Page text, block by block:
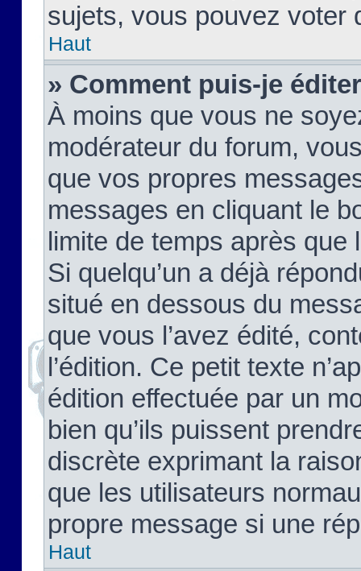
sujets, vous pouvez voter
Haut
» Comment puis-je
À moins que vous ne
modérateur du forum,
que vos propres
messages en cliquant le
limite de temps après que
Si quelqu’un a déjà
situé en dessous du
que vous l’avez édité,
l’édition. Ce petit texte
édition effectuée par un
bien qu’ils puissent
discrète exprimant la
que les utilisateurs
propre message si une
Haut